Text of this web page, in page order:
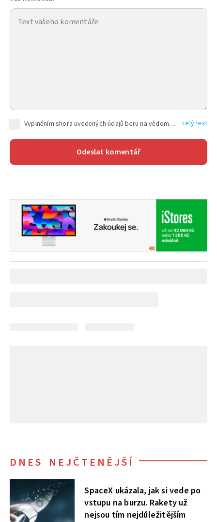
Vyplněním shora uvedených údajů beru na vědomí, že společnost TEXT FACTORY s.r.o., sídlem Brno, Durďákova 336/29, Černá Pole, PSČ: 613 00, IČ: 06157831, zapsané u Krajského soudu v Brně, oddíl C, vložka 100399, bude zpracovávat mé osobní údaje uvedené v rámci mnou vyplněného registračního formuláře na základě oprávněných zájmů TEXT FACTORY s.r.o. dle čl. 6 odst. 1 písm. f) GDPR a pro splnění právních povinností (čl. 6 odst. 1 písm. c) GDPR), a to pro tyto účely: nezbytnost zajistit oprávnění návštěvníka webových stránek provozovaných společností TEXT FACTORY s.r.o. přispívat aktivně ke zveřejněným článkům nebo v rámci diskusních fór a výkon práv TEXT FACTORY s.r.o. jako administrátora těchto diskusních fór. Více informací o zpracování osobních údajů a právech lze nalézt v celý text
DNES NEJČTENĚJŠÍ
SpaceX ukázala, jak si vede po
vstupu na burzu. Rakety už
nejsou tím nejdůležitějším